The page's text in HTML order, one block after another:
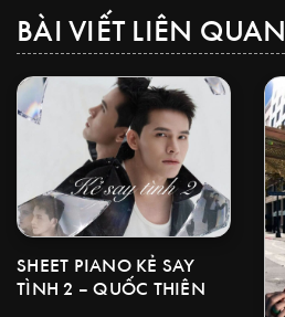
BÀI VIẾT LIÊN QUAN
SHEET PIANO KẺ SAY
TÌNH 2 – QUỐC THIÊN